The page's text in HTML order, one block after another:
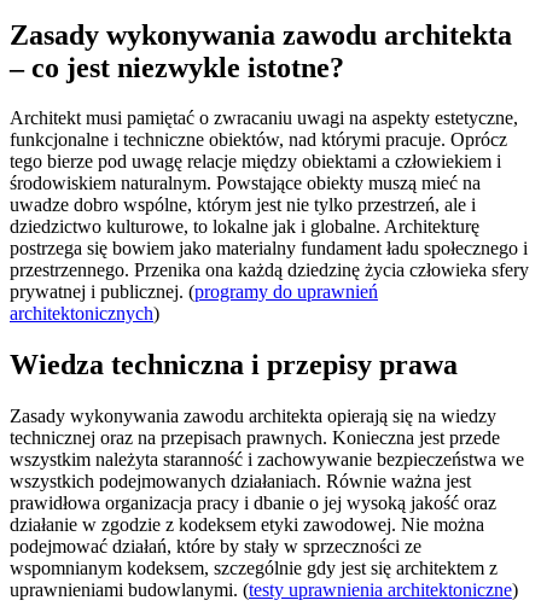
Zasady wykonywania zawodu architekta
– co jest niezwykle istotne?
Architekt musi pamiętać o zwracaniu uwagi na aspekty estetyczne,
funkcjonalne i techniczne obiektów, nad którymi pracuje. Oprócz
tego bierze pod uwagę relacje między obiektami a człowiekiem i
środowiskiem naturalnym. Powstające obiekty muszą mieć na
uwadze dobro wspólne, którym jest nie tylko przestrzeń, ale i
dziedzictwo kulturowe, to lokalne jak i globalne. Architekturę
postrzega się bowiem jako materialny fundament ładu społecznego i
przestrzennego. Przenika ona każdą dziedzinę życia człowieka sfery
prywatnej i publicznej. (programy do uprawnień
architektonicznych)
Wiedza techniczna i przepisy prawa
Zasady wykonywania zawodu architekta opierają się na wiedzy
technicznej oraz na przepisach prawnych. Konieczna jest przede
wszystkim należyta staranność i zachowywanie bezpieczeństwa we
wszystkich podejmowanych działaniach. Równie ważna jest
prawidłowa organizacja pracy i dbanie o jej wysoką jakość oraz
działanie w zgodzie z kodeksem etyki zawodowej. Nie można
podejmować działań, które by stały w sprzeczności ze
wspomnianym kodeksem, szczególnie gdy jest się architektem z
uprawnieniami budowlanymi. (testy uprawnienia architektoniczne)